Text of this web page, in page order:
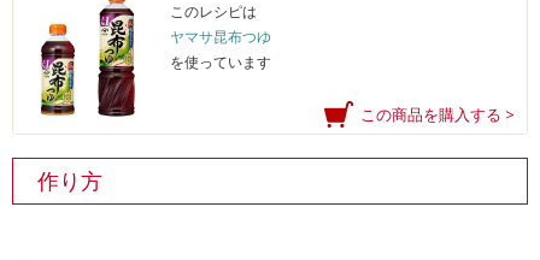
このレシピは
ヤマサ昆布つゆ
を使っています
この商品を購入する >
作り方